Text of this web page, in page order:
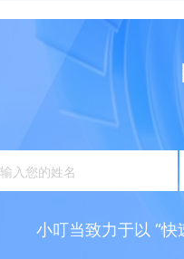
小叮当致力于以 “